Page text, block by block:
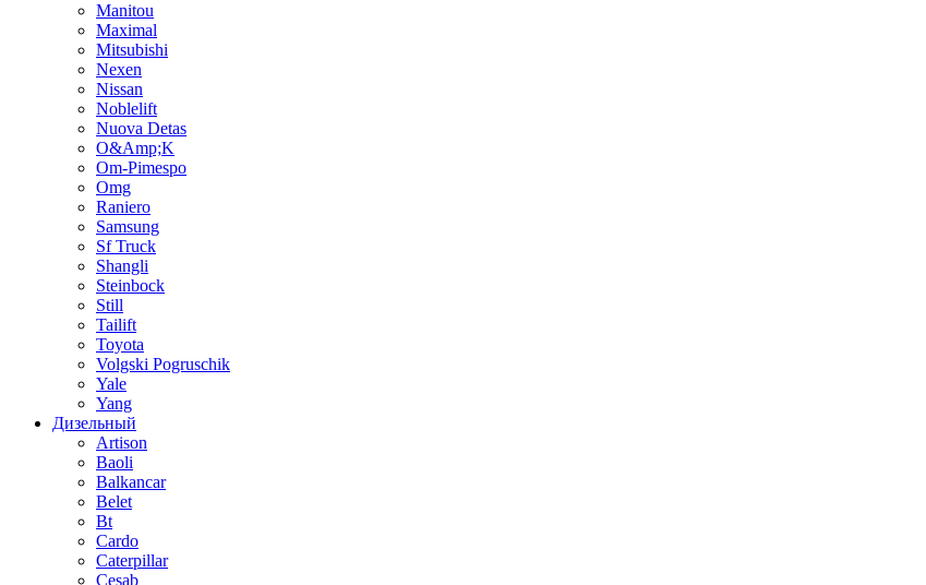
Manitou
Maximal
Mitsubishi
Nexen
Nissan
Noblelift
Nuova Detas
O&Amp;K
Om-Pimespo
Omg
Raniero
Samsung
Sf Truck
Shangli
Steinbock
Still
Tailift
Toyota
Volgski Pogruschik
Yale
Yang
Дизельный
Artison
Baoli
Balkancar
Belet
Bt
Cardo
Caterpillar
Cesab